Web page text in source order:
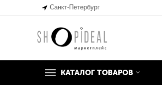
Санкт-Петербург
КАТАЛОГ ТОВАРОВ